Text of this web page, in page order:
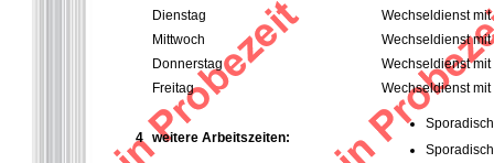
Dienstag
Wechseldienst
Mittwoch
Wechseldienst
Donnerstag
Wechseldienst
Freitag
Wechseldienst
4 weitere Arbeitszeiten: